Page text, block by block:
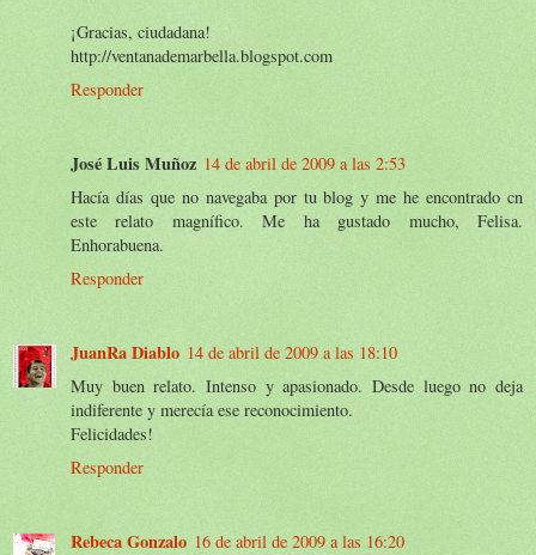
¡Gracias, ciudadana!
http://ventanademarbella.blogspot.com
Responder
José Luis Muñoz 14 de abril de 2009 a las 2:53
Hacía días que no navegaba por tu blog y me he encontrado cn
este relato magnífico. Me ha gustado mucho, Felisa.
Enhorabuena.
Responder
JuanRa Diablo 14 de abril de 2009 a las 18:10
Muy buen relato. Intenso y apasionado. Desde luego no deja
indiferente y merecía ese reconocimiento.
Felicidades!
Responder
Rebeca Gonzalo 16 de abril de 2009 a las 16:20